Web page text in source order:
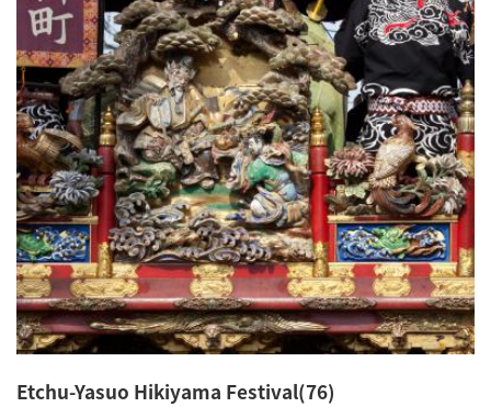
Etchu-Yasuo Hikiyama Festival(76)